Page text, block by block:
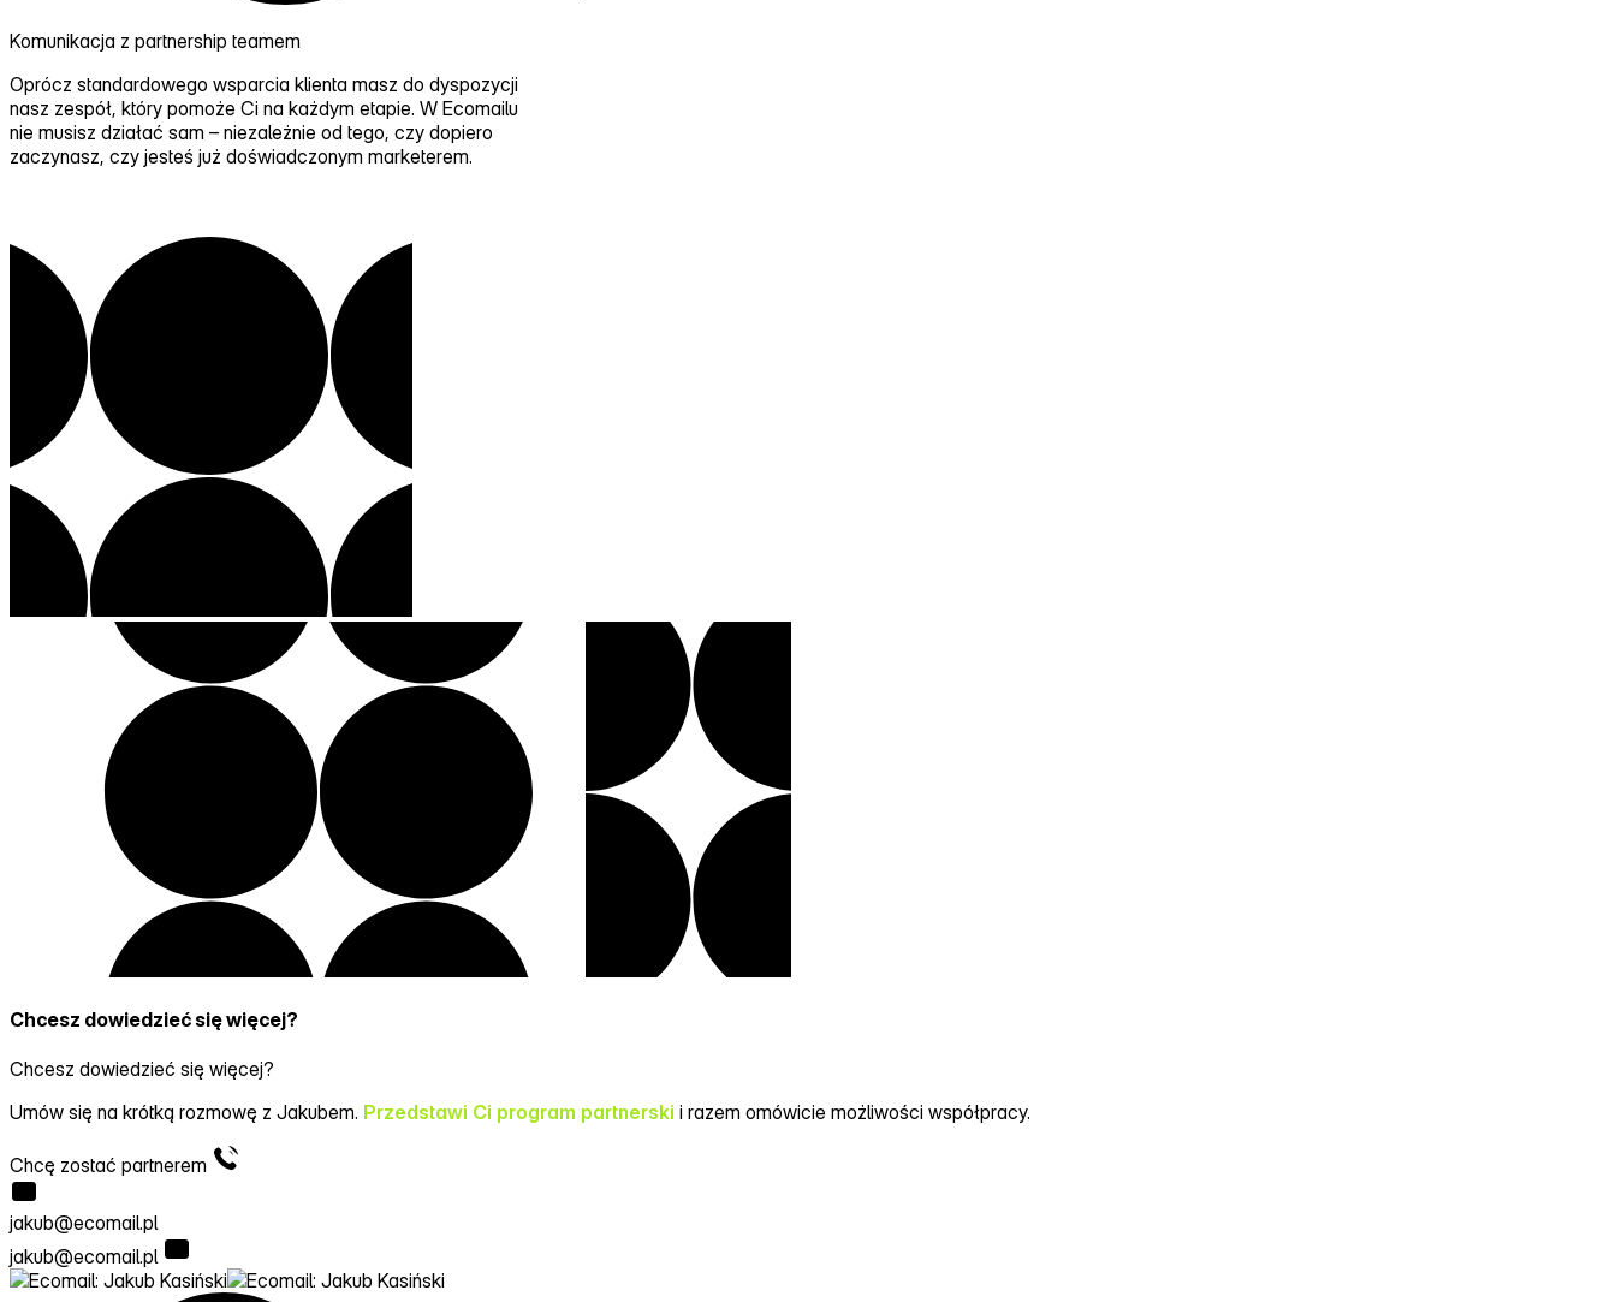
Komunikacja z partnership teamem
Oprócz standardowego wsparcia klienta masz do dyspozycji
nasz zespół, który pomoże Ci na każdym etapie. W Ecomailu
nie musisz działać sam – niezależnie od tego, czy dopiero
zaczynasz, czy jesteś już doświadczonym marketerem.
Chcesz dowiedzieć się więcej?
Chcesz dowiedzieć się więcej?
Umów się na krótką rozmowę z Jakubem. Przedstawi Ci program partnerski i razem omówicie możliwości współpracy.
Chcę zostać partnerem
jakub@ecomail.pl
jakub@ecomail.pl